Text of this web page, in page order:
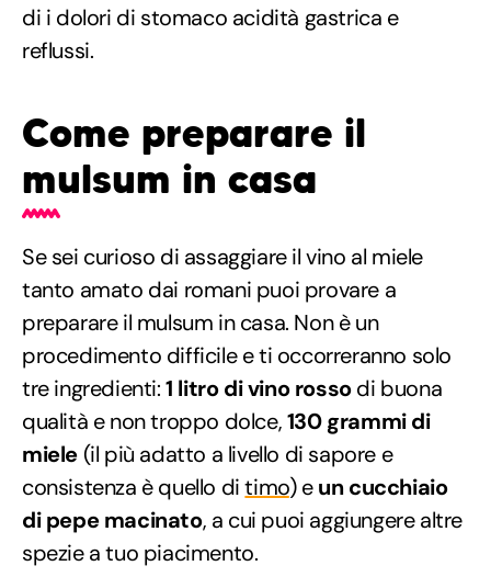
di i dolori di stomaco acidità gastrica e
reflussi.
Come preparare il
mulsum in casa
Se sei curioso di assaggiare il vino al miele
tanto amato dai romani puoi provare a
preparare il mulsum in casa. Non è un
procedimento difficile e ti occorreranno solo
tre ingredienti:1 litro di vino rossodi buona
qualità e non troppo dolce,130 grammi di
miele (il più adatto a livello di sapore e
consistenza è quello ditimo) eun cucchiaio
di pepe macinato, a cui puoi aggiungere altre
spezie a tuo piacimento.